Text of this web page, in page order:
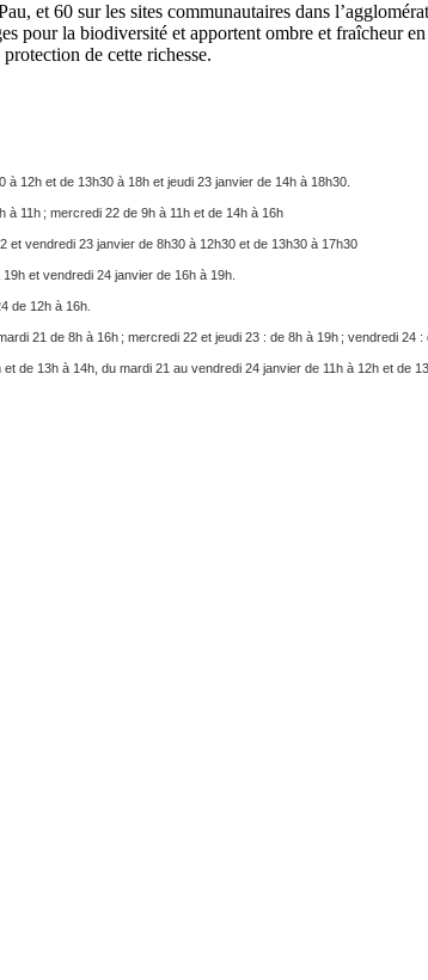
et 60 sur les sites communautaires dans
pour la biodiversité et apportent ombre et fraîcheur
de cette richesse.
12h et de 13h30 à 18h et jeudi 23 janvier de 14h à 18h30.
à 11h ; mercredi 22 de 9h à 11h et de 14h à 16h
et vendredi 23 janvier de 8h30 à 12h30 et de 13h30 à 17h30
et vendredi 24 janvier de 16h à 19h.
de 12h à 16h.
21 de 8h à 16h ; mercredi 22 et jeudi 23 : de 8h à 19h ; vendredi 24 :
de 13h à 14h, du mardi 21 au vendredi 24 janvier de 11h à 12h et de